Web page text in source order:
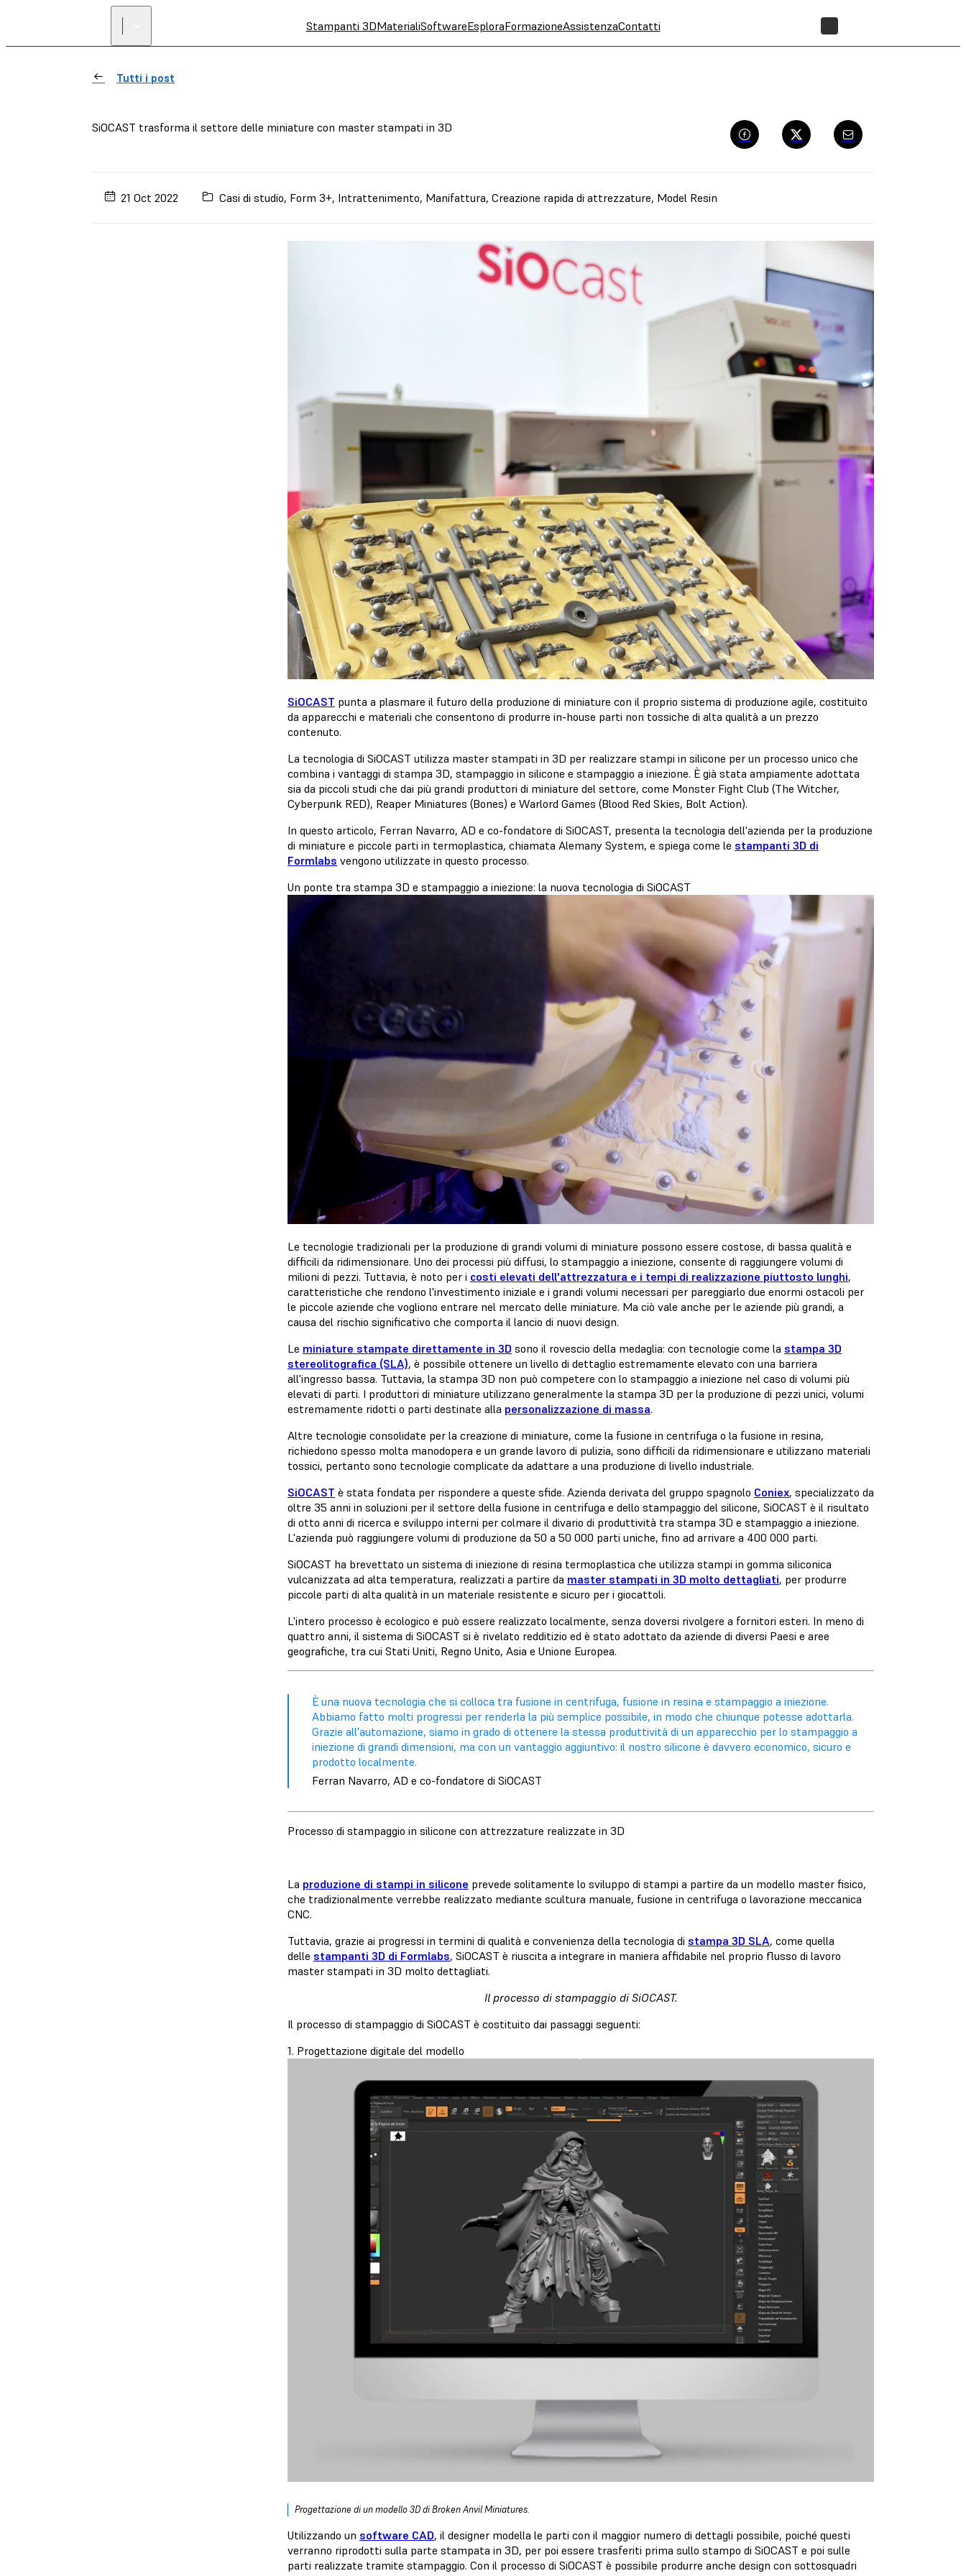
Stampanti 3DMaterialiSoftwareEsploraFormazioneAssistenzaContatti
Tutti i post
SiOCAST trasforma il settore delle miniature con master stampati in 3D
21 Oct 2022 Casi di studio, Form 3+, Intrattenimento, Manifattura, Creazione rapida di attrezzature, Model Resin
SiOCAST punta a plasmare il futuro della produzione di miniature con il proprio sistema di produzione agile, costituito
da apparecchi e materiali che consentono di produrre in-house parti non tossiche di alta qualità a un prezzo
contenuto.
La tecnologia di SiOCAST utilizza master stampati in 3D per realizzare stampi in silicone per un processo unico che
combina i vantaggi di stampa 3D, stampaggio in silicone e stampaggio a iniezione. È già stata ampiamente adottata
sia da piccoli studi che dai più grandi produttori di miniature del settore, come Monster Fight Club (The Witcher,
Cyberpunk RED), Reaper Miniatures (Bones) e Warlord Games (Blood Red Skies, Bolt Action).
In questo articolo, Ferran Navarro, AD e co-fondatore di SiOCAST, presenta la tecnologia dell'azienda per la produzione
di miniature e piccole parti in termoplastica, chiamata Alemany System, e spiega come le stampanti 3D di
Formlabs vengono utilizzate in questo processo.
Un ponte tra stampa 3D e stampaggio a iniezione: la nuova tecnologia di SiOCAST
Le tecnologie tradizionali per la produzione di grandi volumi di miniature possono essere costose, di bassa qualità e
difficili da ridimensionare. Uno dei processi più diffusi, lo stampaggio a iniezione, consente di raggiungere volumi di
milioni di pezzi. Tuttavia, è noto per i costi elevati dell'attrezzatura e i tempi di realizzazione piuttosto lunghi,
caratteristiche che rendono l'investimento iniziale e i grandi volumi necessari per pareggiarlo due enormi ostacoli per
le piccole aziende che vogliono entrare nel mercato delle miniature. Ma ciò vale anche per le aziende più grandi, a
causa del rischio significativo che comporta il lancio di nuovi design.
Le miniature stampate direttamente in 3D sono il rovescio della medaglia: con tecnologie come la stampa 3D
stereolitografica (SLA), è possibile ottenere un livello di dettaglio estremamente elevato con una barriera
all'ingresso bassa. Tuttavia, la stampa 3D non può competere con lo stampaggio a iniezione nel caso di volumi più
elevati di parti. I produttori di miniature utilizzano generalmente la stampa 3D per la produzione di pezzi unici, volumi
estremamente ridotti o parti destinate alla personalizzazione di massa.
Altre tecnologie consolidate per la creazione di miniature, come la fusione in centrifuga o la fusione in resina,
richiedono spesso molta manodopera e un grande lavoro di pulizia, sono difficili da ridimensionare e utilizzano materiali
tossici, pertanto sono tecnologie complicate da adattare a una produzione di livello industriale.
SiOCAST è stata fondata per rispondere a queste sfide. Azienda derivata del gruppo spagnolo Coniex, specializzato da
oltre 35 anni in soluzioni per il settore della fusione in centrifuga e dello stampaggio del silicone, SiOCAST è il risultato
di otto anni di ricerca e sviluppo interni per colmare il divario di produttività tra stampa 3D e stampaggio a iniezione.
L'azienda può raggiungere volumi di produzione da 50 a 50 000 parti uniche, fino ad arrivare a 400 000 parti.
SiOCAST ha brevettato un sistema di iniezione di resina termoplastica che utilizza stampi in gomma siliconica
vulcanizzata ad alta temperatura, realizzati a partire da master stampati in 3D molto dettagliati, per produrre
piccole parti di alta qualità in un materiale resistente e sicuro per i giocattoli.
L'intero processo è ecologico e può essere realizzato localmente, senza doversi rivolgere a fornitori esteri. In meno di
quattro anni, il sistema di SiOCAST si è rivelato redditizio ed è stato adottato da aziende di diversi Paesi e aree
geografiche, tra cui Stati Uniti, Regno Unito, Asia e Unione Europea.
È una nuova tecnologia che si colloca tra fusione in centrifuga, fusione in resina e stampaggio a iniezione.
Abbiamo fatto molti progressi per renderla la più semplice possibile, in modo che chiunque potesse adottarla.
Grazie all'automazione, siamo in grado di ottenere la stessa produttività di un apparecchio per lo stampaggio a
iniezione di grandi dimensioni, ma con un vantaggio aggiuntivo: il nostro silicone è davvero economico, sicuro e
prodotto localmente.
Ferran Navarro, AD e co-fondatore di SiOCAST
Processo di stampaggio in silicone con attrezzature realizzate in 3D
La produzione di stampi in silicone prevede solitamente lo sviluppo di stampi a partire da un modello master fisico,
che tradizionalmente verrebbe realizzato mediante scultura manuale, fusione in centrifuga o lavorazione meccanica
CNC.
Tuttavia, grazie ai progressi in termini di qualità e convenienza della tecnologia di stampa 3D SLA, come quella
delle stampanti 3D di Formlabs, SiOCAST è riuscita a integrare in maniera affidabile nel proprio flusso di lavoro
master stampati in 3D molto dettagliati.
Il processo di stampaggio di SiOCAST.
Il processo di stampaggio di SiOCAST è costituito dai passaggi seguenti:
1. Progettazione digitale del modello
Progettazione di un modello 3D di Broken Anvil Miniatures.
Utilizzando un software CAD, il designer modella le parti con il maggior numero di dettagli possibile, poiché questi
verranno riprodotti sulla parte stampata in 3D, per poi essere trasferiti prima sullo stampo di SiOCAST e poi sulle
parti realizzate tramite stampaggio. Con il processo di SiOCAST è possibile produrre anche design con sottosquadri